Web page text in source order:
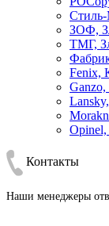
Стиль-
ЗОФ,
ТМГ,
Fenix,
Контакты
Наши менеджеры